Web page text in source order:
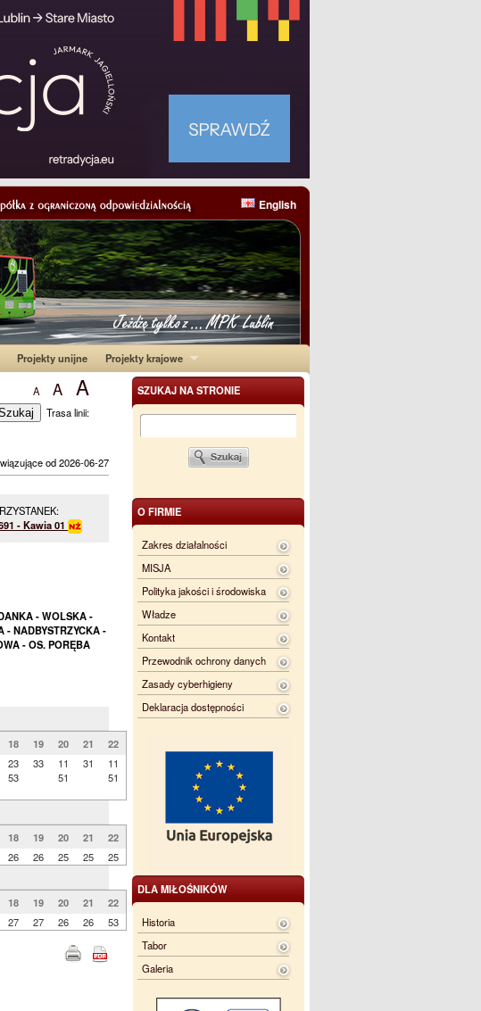
English
Projekty unijne Projekty krajowe
SZUKAJ NA STRONIE
O FIRMIE
Zakres działalności
MISJA
Polityka jakości i środowiska
Władze
Kontakt
Przewodnik ochrony danych
Zasady cyberhigieny
Deklaracja dostępności
DLA MIŁOŚNIKÓW
Historia
Tabor
Galeria
A A A
Trasa linii:
od 2026-06-27
- Kawia 01
- WOLSKA -
- NADBYSTRZYCKA -
- OS. PORĘBA
18 19 20 21
22
23
53
33
11
51
31
11
51
18 19 20 21
22
26 26 25 25
25
18 19 20 21
22
27 27 26 26 53